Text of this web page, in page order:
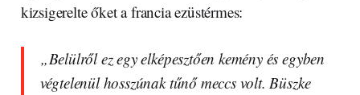
kizsigerelte őket a francia ezüstérmes:
„Belülről ez egy elképesztően kemény és egyben
végtelenül hosszúnak tűnő meccs volt. Büszke